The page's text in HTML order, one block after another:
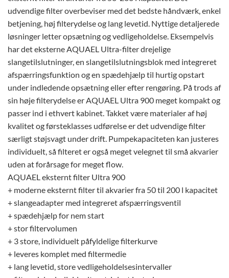
udvendige filter overbeviser med det bedste håndværk, enkel
betjening, høj filterydelse og lang levetid. Nyttige detaljerede
løsninger letter opsætning og vedligeholdelse. Eksempelvis
har det eksterne AQUAEL Ultra-filter drejelige
slangetilslutninger, en slangetilslutningsblok med integreret
afspærringsfunktion og en spædehjælp til hurtig opstart
under indledende opsætning eller efter rengøring. På trods af
sin høje filterydelse er AQUAEL Ultra 900 meget kompakt og
passer ind i ethvert kabinet. Takket være materialer af høj
kvalitet og førsteklasses udførelse er det udvendige filter
særligt støjsvagt under drift. Pumpekapaciteten kan justeres
individuelt, så filteret er også meget velegnet til små akvarier
uden at forårsage for meget flow.
AQUAEL eksternt filter Ultra 900
+ moderne eksternt filter til akvarier fra 50 til 200 l kapacitet
+ slangeadapter med integreret afspærringsventil
+ spædehjælp for nem start
+ stor filtervolumen
+ 3 store, individuelt påfyldelige filterkurve
+ leveres komplet med filtermedie
+ lang levetid, store vedligeholdelsesintervaller